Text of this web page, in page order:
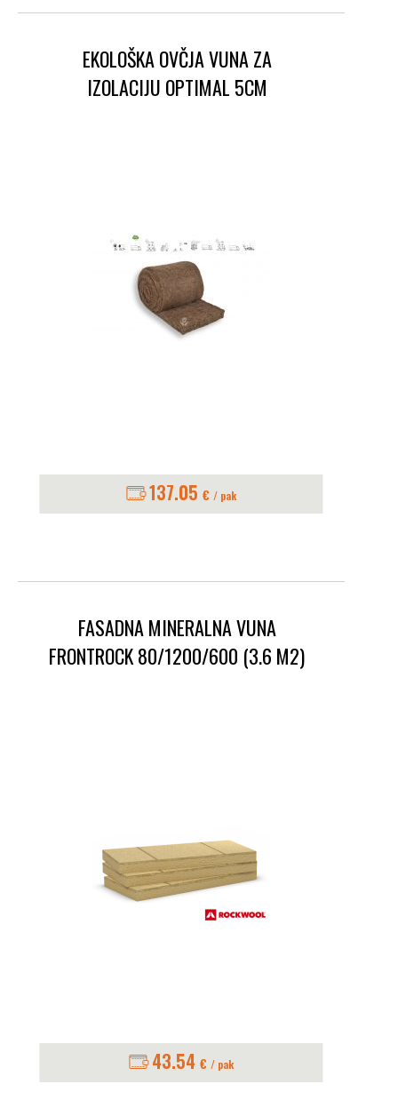
EKOLOŠKA OVČJA VUNA ZA
IZOLACIJU OPTIMAL 5CM
137.05 € / pak
FASADNA MINERALNA VUNA
FRONTROCK 80/1200/600 (3.6 M2)
43.54 € / pak